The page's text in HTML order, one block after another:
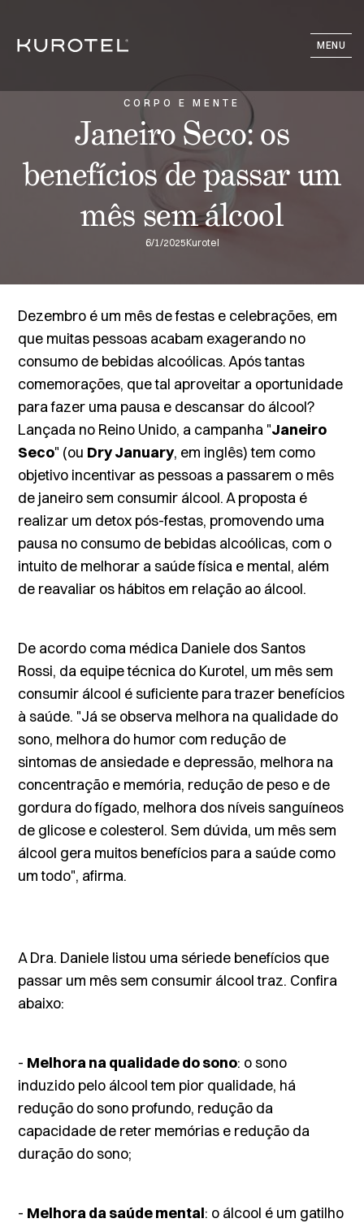
MENU
CORPO E MENTE
Janeiro Seco: os
benefícios de passar um
mês sem álcool
6/1/2025Kurotel
Dezembro é um mês de festas e celebrações, em
que muitas pessoas acabam exagerando no
consumo de bebidas alcoólicas. Após tantas
comemorações, que tal aproveitar a oportunidade
para fazer uma pausa e descansar do álcool?
Lançada no Reino Unido, a campanha "Janeiro
Seco" (ou Dry January, em inglês) tem como
objetivo incentivar as pessoas a passarem o mês
de janeiro sem consumir álcool. A proposta é
realizar um detox pós-festas, promovendo uma
pausa no consumo de bebidas alcoólicas, com o
intuito de melhorar a saúde física e mental, além
de reavaliar os hábitos em relação ao álcool.
De acordo coma médica Daniele dos Santos
Rossi, da equipe técnica do Kurotel, um mês sem
consumir álcool é suficiente para trazer benefícios
à saúde. "Já se observa melhora na qualidade do
sono, melhora do humor com redução de
sintomas de ansiedade e depressão, melhora na
concentração e memória, redução de peso e de
gordura do fígado, melhora dos níveis sanguíneos
de glicose e colesterol. Sem dúvida, um mês sem
álcool gera muitos benefícios para a saúde como
um todo", afirma.
A Dra. Daniele listou uma sériede benefícios que
passar um mês sem consumir álcool traz. Confira
abaixo:
- Melhora na qualidade do sono: o sono
induzido pelo álcool tem pior qualidade, há
redução do sono profundo, redução da
capacidade de reter memórias e redução da
duração do sono;
- Melhora da saúde mental: o álcool é um gatilho